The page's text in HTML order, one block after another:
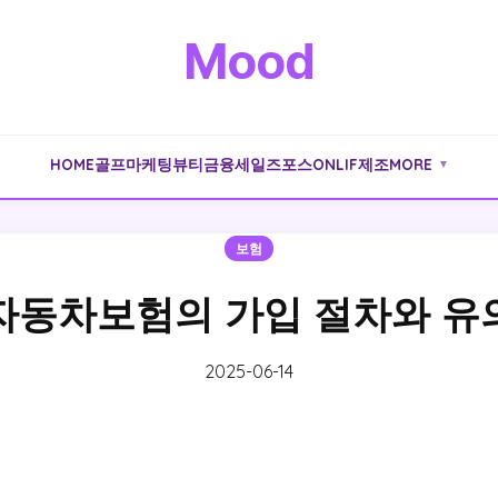
Mood
HOME골프마케팅뷰티금융세일즈포스ONLIF제조MORE ▼
보험
동차보험의 가입 절차와 유
2025-06-14